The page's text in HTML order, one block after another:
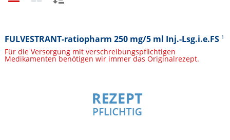
FULVESTRANT-ratiopharm 250 mg/5 ml Inj.-Lsg.i.e.FS 1
Für die Versorgung mit verschreibungspflichtigen
Medikamenten benötigen wir immer das Originalrezept.